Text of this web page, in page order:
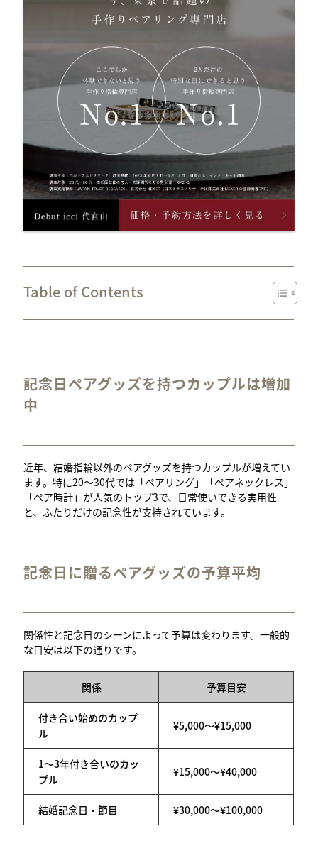
Table of Contents
記念日ペアグッズを持つカップルは増加
中
近年、結婚指輪以外のペアグッズを持つカップルが増えてい
ます。特に20〜30代では「ペアリング」「ペアネックレス」
「ペア時計」が人気のトップ3で、日常使いできる実用性
と、ふたりだけの記念性が支持されています。
記念日に贈るペアグッズの予算平均
関係性と記念日のシーンによって予算は変わります。一般的
な目安は以下の通りです。
関係 予算目安
付き合い始めのカップ
ル
¥5,000〜¥15,000
1〜3年付き合いのカッ
プル
¥15,000〜¥40,000
結婚記念日・節目 ¥30,000〜¥100,000